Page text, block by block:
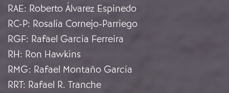
RAE: Roberto Álvarez Espinedo
RC-P: Rosalía Cornejo-Parriego
RGF: Rafael García Ferreira
RH: Ron Hawkins
RMG: Rafael Montaño García
RRT: Rafael R. Tranche